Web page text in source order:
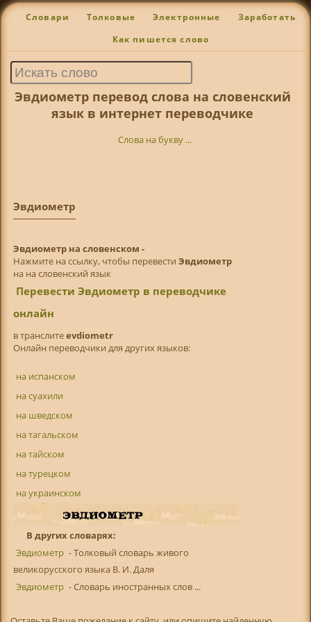
Словари Толковые Электронные Заработать
Как пишется слово
Эвдиометр перевод слова на словенский
язык в интернет переводчике
Слова на букву ...
Эвдиометр
Эвдиометр на словенском -
Нажмите на ссылку, чтобы перевести Эвдиометр
на на словенский язык
Перевести Эвдиометр в переводчике
онлайн
в транслитeevdiometr
Онлайн переводчики для других языков:
на испанском
на суахили
на шведском
на тагальском
на тайском
на турецком
на украинском
В других словарях:
Эвдиометр - Толковый словарь живого
великорусского языка В. И. Даля
Эвдиометр - Словарь иностранных слов ...